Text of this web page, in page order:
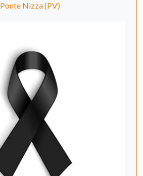
Ponte Nizza (PV)